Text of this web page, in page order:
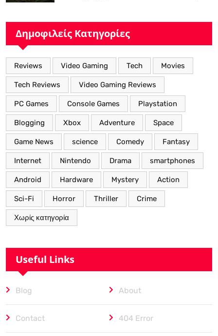
Δημοφιλείς Κατηγορίες
Reviews Video Gaming Tech Movies
Tech Reviews Video Gaming Reviews
PC Games Console Games Playstation
Blogging Xbox Adventure Space
Game News science Comedy Fantasy
Internet Nintendo Drama smartphones
Android Hardware Mystery Action
Sci-Fi Horror Thriller Crime
Χωρίς κατηγορία
Useful Links
Blog About
Contact 404 Error